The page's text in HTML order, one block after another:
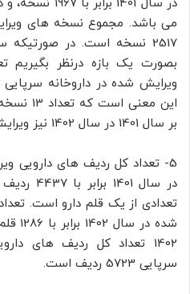
می باشد. مجموع نسخه های
بصورت یک بازه درنظر بگیریم
بر سال 1401 در سال 1402 نیز ویرایش شده اند.
5- تعداد کل ردیف های دارویی
در سال
تعدادی از یک قلم دارو است.
1402 تعداد کل ردیف های
سرپایی 5723 ردیف است.